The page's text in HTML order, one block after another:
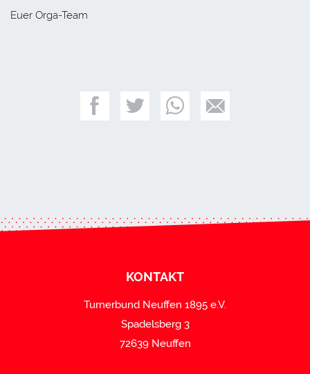
Euer Orga-Team
KONTAKT
Turnerbund Neuffen 1895 e.V.
Spadelsberg 3
72639 Neuffen